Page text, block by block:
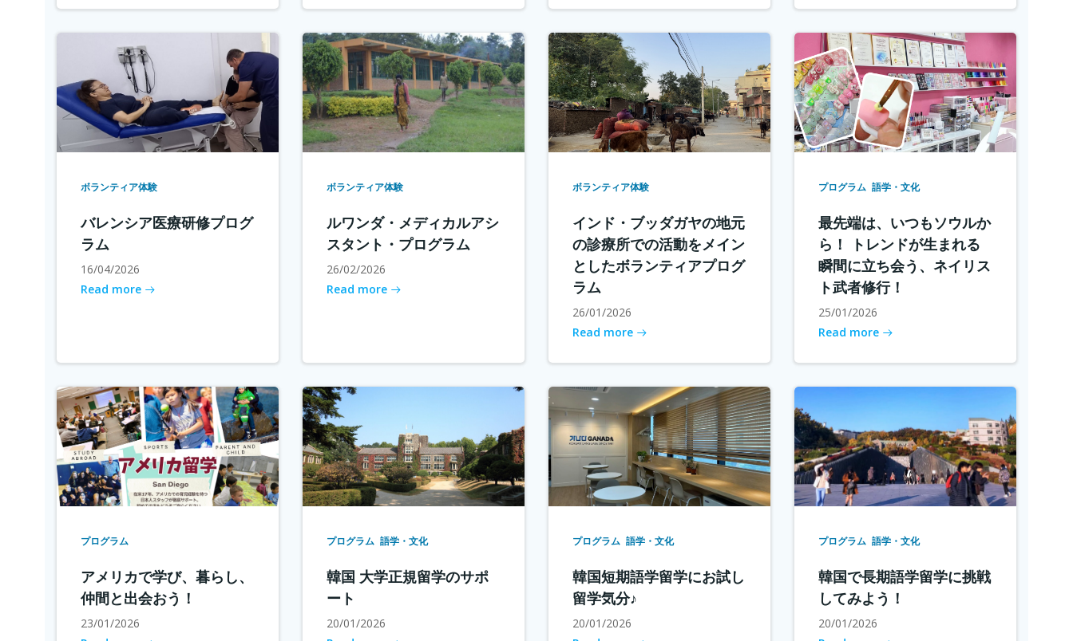
ボランティア体験
バレンシア医療研修プログ
ラム
16/04/2026
Read more
ボランティア体験
ルワンダ・メディカルアシ
スタント・プログラム
26/02/2026
Read more
ボランティア体験
インド・ブッダガヤの地元
の診療所での活動をメイン
としたボランティアプログ
ラム
26/01/2026
Read more
プログラム 語学・文化
最先端は、いつもソウルか
ら！ トレンドが生まれる
瞬間に立ち会う、ネイリス
ト武者修行！
25/01/2026
Read more
プログラム
アメリカで学び、暮らし、
仲間と出会おう！
23/01/2026
プログラム 語学・文化
韓国 大学正規留学のサポ
ート
20/01/2026
プログラム 語学・文化
韓国短期語学留学にお試し
留学気分♪
20/01/2026
プログラム 語学・文化
韓国で長期語学留学に挑戦
してみよう！
20/01/2026